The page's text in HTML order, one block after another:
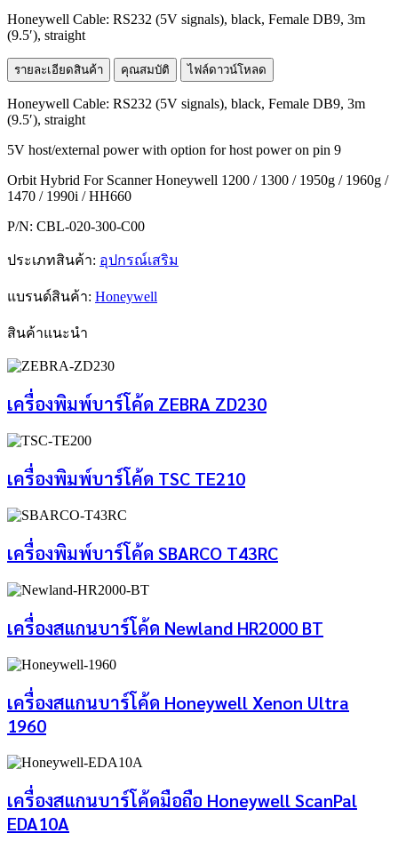
Honeywell Cable: RS232 (5V signals), black, Female DB9, 3m
(9.5′), straight
รายละเอียดสินค้า คุณสมบัติ ไฟล์ดาวน์โหลด
Honeywell Cable: RS232 (5V signals), black, Female DB9, 3m
(9.5′), straight
5V host/external power with option for host power on pin 9
Orbit Hybrid For Scanner Honeywell 1200 / 1300 / 1950g / 1960g /
1470 / 1990i / HH660
P/N: CBL-020-300-C00
ประเภทสินค้า: อุปกรณ์เสริม
แบรนด์สินค้า: Honeywell
สินค้าแนะนำ
เครื่องพิมพ์บาร์โค้ด ZEBRA ZD230
เครื่องพิมพ์บาร์โค้ด TSC TE210
เครื่องพิมพ์บาร์โค้ด SBARCO T43RC
เครื่องสแกนบาร์โค้ด Newland HR2000 BT
เครื่องสแกนบาร์โค้ด Honeywell Xenon Ultra
1960
เครื่องสแกนบาร์โค้ดมือถือ Honeywell ScanPal
EDA10A